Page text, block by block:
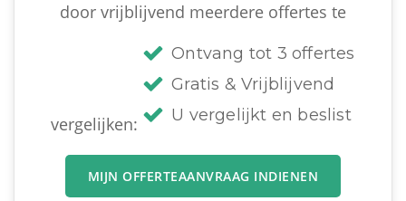
door vrijblijvend meerdere offertes te
vergelijken:
Ontvang tot 3 offertes
Gratis & Vrijblijvend
U vergelijkt en beslist
MIJN OFFERTEAANVRAAG INDIENEN